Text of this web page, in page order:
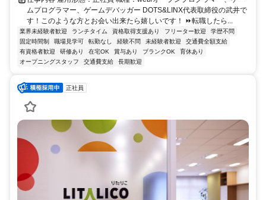
ムプログラマー、ゲームデバッガー DOTS&LINX代表取締役の武井で
す！このような方とお会い出来たら嬉しいです！ ⏩転職したら...
業界未経験者歓迎 ランチタイム 資格取得支援あり フリーター歓迎
学歴不問
固定時間制
職場見学可 転勤なし 経験不問 未経験者歓迎
交通費全額支給
有資格者歓迎
研修あり 在宅OK 賞与あり ブランクOK
育休あり
オープニングスタッフ
交通費支給 長期歓迎
正社員